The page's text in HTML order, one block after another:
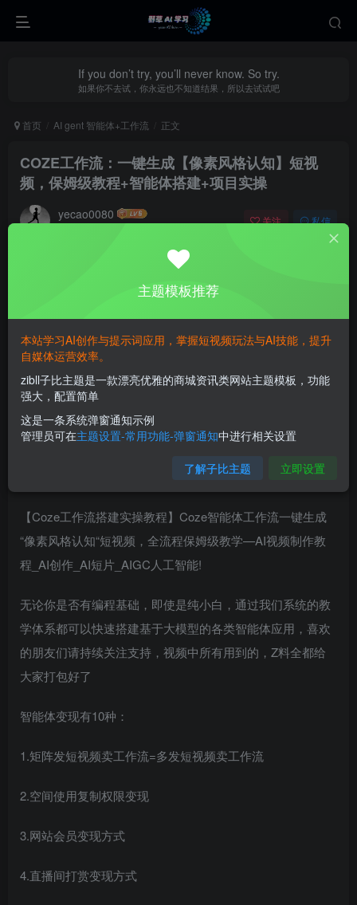
If you don’t try, you’ll never know. So try.
如果你不去试，你永远也不知道结果，所以去试试吧
首页 AI gent 智能体+工作流 正文
COZE工作流：一键生成【像素风格认知】短视
频，保姆级教程+智能体搭建+项目实操
yecao0080 关注 私信
【Coze工作流搭建实操教程】Coze智能体工作流一键生成
“像素风格认知“短视频，全流程保姆级教学—AI视频制作教
程_AI创作_AI短片_AIGC人工智能!
无论你是否有编程基础，即使是纯小白，通过我们系统的教
学体系都可以快速搭建基于大模型的各类智能体应用，喜欢
的朋友们请持续关注支持，视频中所有用到的，Z料全都给
大家打包好了
智能体变现有10种：
1.矩阵发短视频卖工作流=多发短视频卖工作流
2.空间使用复制权限变现
3.网站会员变现方式
4.直播间打赏变现方式
主题模板推荐
本站学习AI创作与提示词应用，掌握短视频玩法与AI技能，提升
自媒体运营效率。
zibll子比主题是一款漂亮优雅的商城资讯类网站主题模板，功能
强大，配置简单
这是一条系统弹窗通知示例
管理员可在主题设置-常用功能-弹窗通知中进行相关设置
了解子比主题 立即设置